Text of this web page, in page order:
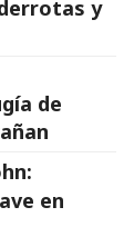
y
de
en